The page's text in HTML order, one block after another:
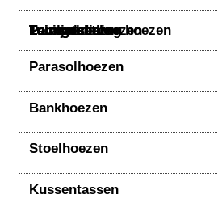
Bankhoezen
Stoelhoezen
Tafelhoezen
Barbecue en buitenkeuken
Ligbedhoezen
Tuinmeubelen
Parasols
Paviljoens
Loungesethoezen
Lounge dining hoezen
Tuinsethoezen
Parasolhoezen
Bankhoezen
Stoelhoezen
Kussentassen